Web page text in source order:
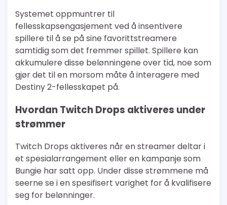
Systemet oppmuntrer til
fellesskapsengasjement ved å insentivere
spillere til å se på sine favorittstreamere
samtidig som det fremmer spillet. Spillere kan
akkumulere disse belønningene over tid, noe som
gjør det til en morsom måte å interagere med
Destiny 2-fellesskapet på.
Hvordan Twitch Drops aktiveres under
strømmer
Twitch Drops aktiveres når en streamer deltar i
et spesialarrangement eller en kampanje som
Bungie har satt opp. Under disse strømmene må
seerne se i en spesifisert varighet for å kvalifisere
seg for belønninger.